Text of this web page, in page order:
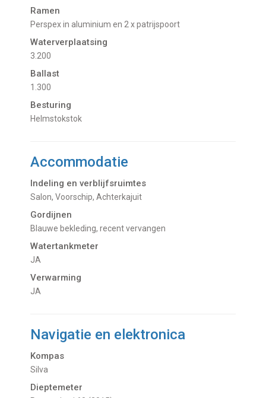
Ramen
Perspex in aluminium en 2 x patrijspoort
Waterverplaatsing
3.200
Ballast
1.300
Besturing
Helmstokstok
Accommodatie
Indeling en verblijfsruimtes
Salon, Voorschip, Achterkajuit
Gordijnen
Blauwe bekleding, recent vervangen
Watertankmeter
JA
Verwarming
JA
Navigatie en elektronica
Kompas
Silva
Dieptemeter